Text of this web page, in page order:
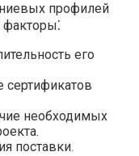
профилей
его
сертификатов
необходимых
поставки.